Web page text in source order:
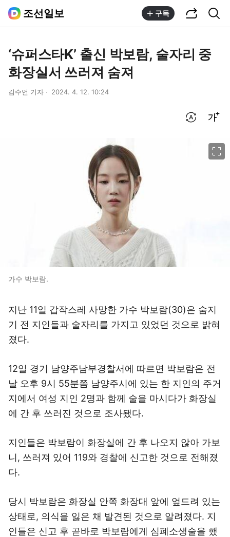
조선일보 구독
‘슈퍼스타K’ 출신 박보람, 술자리 중
화장실서 쓰러져 숨져
김수언 기자 2024. 4. 12. 10:24
가수 박보람.
지난 11일 갑작스레 사망한 가수 박보람(30)은 숨지
기 전 지인들과 술자리를 가지고 있었던 것으로 밝혀
졌다.
12일 경기 남양주남부경찰서에 따르면 박보람은 전
날 오후 9시 55분쯤 남양주시에 있는 한 지인의 주거
지에서 여성 지인 2명과 함께 술을 마시다가 화장실
에 간 후 쓰러진 것으로 조사됐다.
지인들은 박보람이 화장실에 간 후 나오지 않아 가보
니, 쓰러져 있어 119와 경찰에 신고한 것으로 전해졌
다.
당시 박보람은 화장실 안쪽 화장대 앞에 엎드려 있는
상태로, 의식을 잃은 채 발견된 것으로 알려졌다. 지
인들은 신고 후 곧바로 박보람에게 심폐소생술을 했